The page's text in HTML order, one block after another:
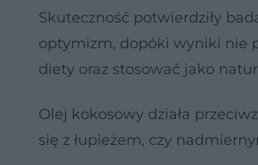
Skuteczność potwierdziły
optymizm, dopóki wyniki nie
diety oraz stosować jako
Olej kokosowy działa
się z łupieżem, czy